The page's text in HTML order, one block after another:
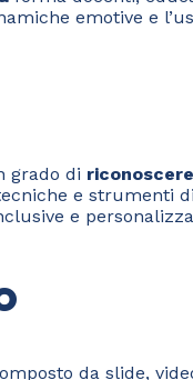
emotive e
grado di riconoscere
e strumenti
e
da slide,